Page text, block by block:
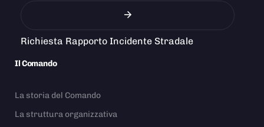
Richiesta Rapporto Incidente Stradale
Il Comando
La storia del Comando
La struttura organizzativa